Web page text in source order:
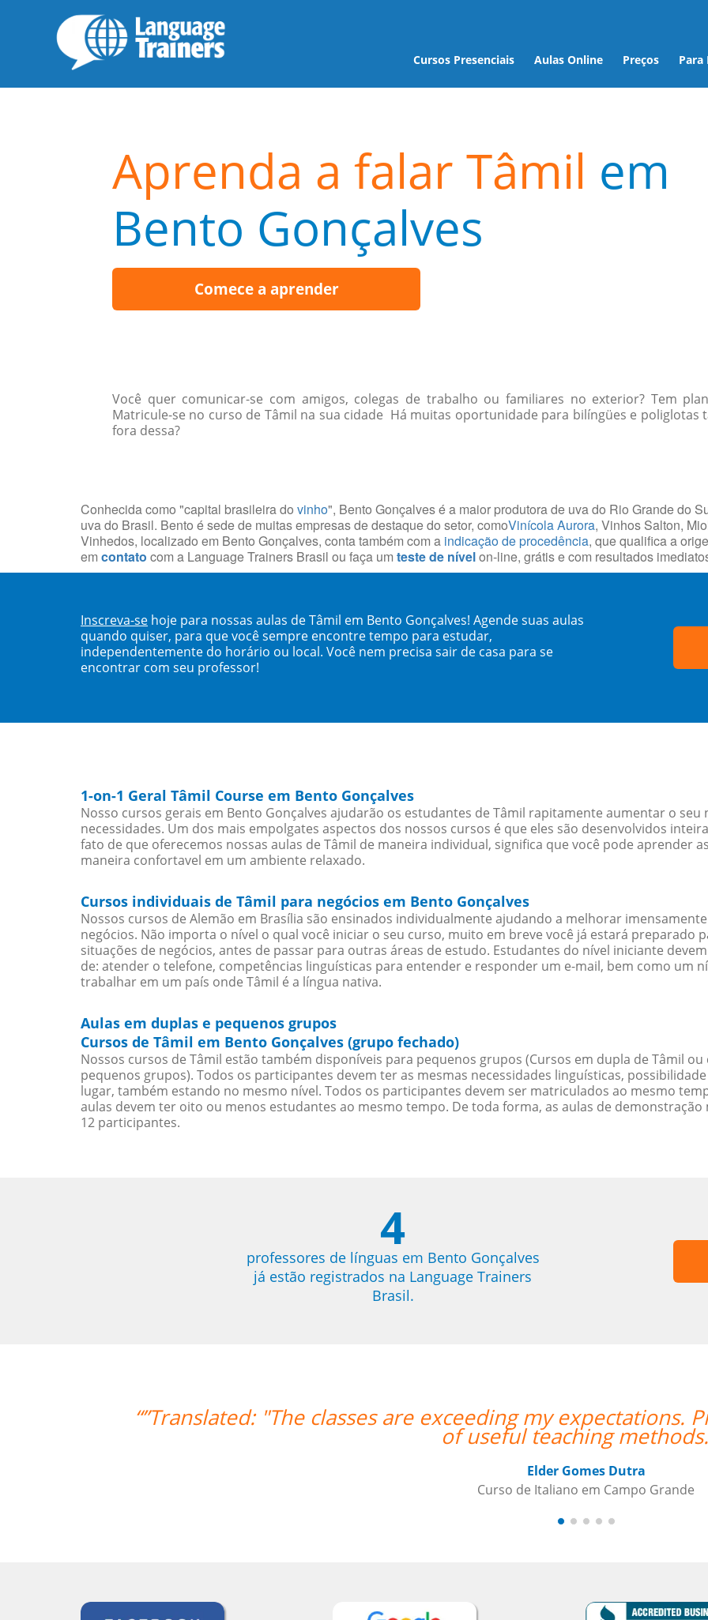
Cursos Presenciais Aulas Online Preços Para
Aprenda a falar Tâmil em
Bento Gonçalves
Comece a aprender
Você quer comunicar-se com amigos, colegas de trabalho ou familiares no exterior? Tem
Matricule-se no curso de Tâmil na sua cidade Há muitas oportunidade para bilíngües e
fora dessa?
Conhecida como "capital brasileira do vinho", Bento Gonçalves é a maior produtora de uva do Rio Grande do
uva do Brasil. Bento é sede de muitas empresas de destaque do setor, comoVinícola Aurora, Vinhos Salton,
Vinhedos, localizado em Bento Gonçalves, conta também com a indicação de procedência, que qualifica a
em contato com a Language Trainers Brasil ou faça um teste de nívelon-line, grátis e com resultados
Inscreva-se hoje para nossas aulas de Tâmil em Bento Gonçalves! Agende suas aulas
quando quiser, para que você sempre encontre tempo para estudar,
independentemente do horário ou local. Você nem precisa sair de casa para se
encontrar com seu professor!
1-on-1 Geral Tâmil Course em Bento Gonçalves
Nosso cursos gerais em Bento Gonçalves ajudarão os estudantes de Tâmil rapitamente aumentar o seu
necessidades. Um dos mais empolgates aspectos dos nossos cursos é que eles são desenvolvidos
fato de que oferecemos nossas aulas de Tâmil de maneira individual, significa que você pode aprender
maneira confortavel em um ambiente relaxado.
Cursos individuais de Tâmil para negócios em Bento Gonçalves
Nossos cursos de Alemão em Brasília são ensinados individualmente ajudando a melhorar
negócios. Não importa o nível o qual você iniciar o seu curso, muito em breve você já estará preparado
situações de negócios, antes de passar para outras áreas de estudo. Estudantes do nível iniciante
de: atender o telefone, competências linguísticas para entender e responder um e-mail, bem como um
trabalhar em um país onde Tâmil é a língua nativa.
Aulas em duplas e pequenos grupos
Cursos de Tâmil em Bento Gonçalves (grupo fechado)
Nossos cursos de Tâmil estão também disponíveis para pequenos grupos (Cursos em dupla de Tâmil
pequenos grupos). Todos os participantes devem ter as mesmas necessidades linguísticas,
lugar, também estando no mesmo nível. Todos os participantes devem ser matriculados ao mesmo
aulas devem ter oito ou menos estudantes ao mesmo tempo. De toda forma, as aulas de
12 participantes.
4
professores de línguas em Bento Gonçalves
já estão registrados na Language Trainers
Brasil.
are exceeding my expectations. Prof Enrico is excellent and has a lot